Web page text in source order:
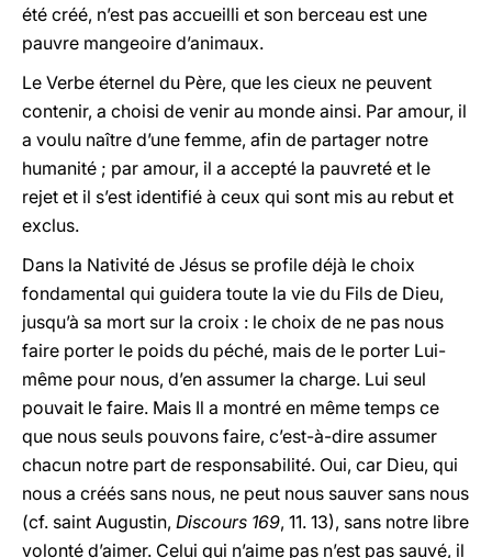
été créé, n’est pas accueilli et son berceau est une
pauvre mangeoire d’animaux.
Le Verbe éternel du Père, que les cieux ne peuvent
contenir, a choisi de venir au monde ainsi. Par amour, il
a voulu naître d’une femme, afin de partager notre
humanité ; par amour, il a accepté la pauvreté et le
rejet et il s’est identifié à ceux qui sont mis au rebut et
exclus.
Dans la Nativité de Jésus se profile déjà le choix
fondamental qui guidera toute la vie du Fils de Dieu,
jusqu’à sa mort sur la croix : le choix de ne pas nous
faire porter le poids du péché, mais de le porter Lui-
même pour nous, d’en assumer la charge. Lui seul
pouvait le faire. Mais Il a montré en même temps ce
que nous seuls pouvons faire, c’est-à-dire assumer
chacun notre part de responsabilité. Oui, car Dieu, qui
nous a créés sans nous, ne peut nous sauver sans nous
(cf. saint Augustin, Discours 169, 11. 13), sans notre libre
volonté d’aimer. Celui qui n’aime pas n’est pas sauvé, il